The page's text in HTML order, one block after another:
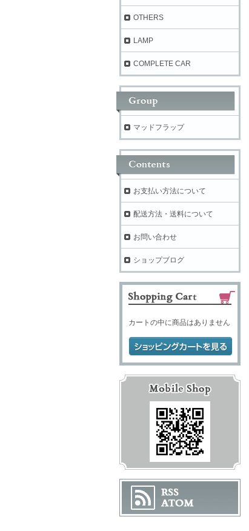
OTHERS
LAMP
COMPLETE CAR
マッドフラップ
お支払い方法について
配送方法・送料について
お問い合わせ
ショップブログ
カートの中に商品はありません